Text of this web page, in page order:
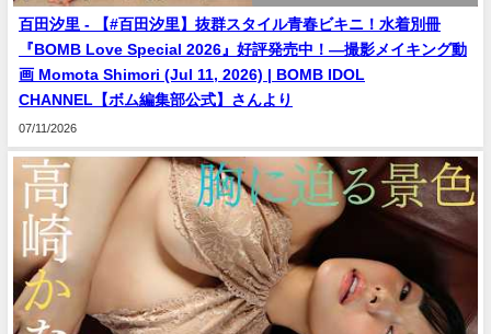
百田汐里 - 【#百田汐里】抜群スタイル青春ビキニ！水着別冊
『BOMB Love Special 2026』好評発売中！―撮影メイキング動
画 Momota Shimori (Jul 11, 2026) | BOMB IDOL
CHANNEL【ボム編集部公式】さんより
07/11/2026